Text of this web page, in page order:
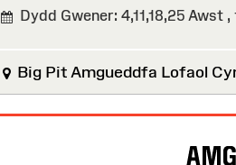
Dydd Gwener: 4,11,18,25 Awst ,
Big Pit Amgueddfa Lofaol